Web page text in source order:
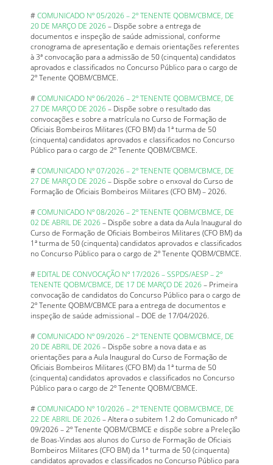
#COMUNICADO Nº 05/2026 – 2º TENENTE QOBM/CBMCE, DE
20 DE MARÇO DE 2026– Dispõe sobre a entrega de
documentos e inspeção de saúde admissional, conforme
cronograma de apresentação e demais orientações referentes
à 3ª convocação para a admissão de 50 (cinquenta) candidatos
aprovados e classificados no Concurso Público para o cargo de
2º Tenente QOBM/CBMCE.
#COMUNICADO Nº 06/2026 – 2º TENENTE QOBM/CBMCE, DE
27 DE MARÇO DE 2026– Dispõe sobre o resultado das
convocações e sobre a matrícula no Curso de Formação de
Oficiais Bombeiros Militares (CFO BM) da 1ª turma de 50
(cinquenta) candidatos aprovados e classificados no Concurso
Público para o cargo de 2º Tenente QOBM/CBMCE.
#COMUNICADO Nº 07/2026 – 2º TENENTE QOBM/CBMCE, DE
27 DE MARÇO DE 2026– Dispõe sobre o enxoval do Curso de
Formação de Oficiais Bombeiros Militares (CFO BM) – 2026.
#COMUNICADO Nº 08/2026 – 2º TENENTE QOBM/CBMCE, DE
02 DE ABRIL DE 2026– Dispõe sobre a data da Aula Inaugural do
Curso de Formação de Oficiais Bombeiros Militares (CFO BM) da
1ª turma de 50 (cinquenta) candidatos aprovados e classificados
no Concurso Público para o cargo de 2º Tenente QOBM/CBMCE.
# EDITAL DE CONVOCAÇÃO Nº 17/2026 – SSPDS/AESP – 2º
TENENTE QOBM/CBMCE, DE 17 DE MARÇO DE 2026– Primeira
convocação de candidatos do Concurso Público para o cargo de
2º Tenente QOBM/CBMCE para a entrega de documentos e
inspeção de saúde admissional – DOE de 17/04/2026.
#COMUNICADO Nº 09/2026 – 2º TENENTE QOBM/CBMCE, DE
20 DE ABRIL DE 2026– Dispõe sobre a nova data e as
orientações para a Aula Inaugural do Curso de Formação de
Oficiais Bombeiros Militares (CFO BM) da 1ª turma de 50
(cinquenta) candidatos aprovados e classificados no Concurso
Público para o cargo de 2º Tenente QOBM/CBMCE.
#COMUNICADO Nº 10/2026 – 2º TENENTE QOBM/CBMCE, DE
22 DE ABRIL DE 2026– Altera o subitem 1.2 do Comunicado nº
09/2026 – 2º Tenente QOBM/CBMCE e dispõe sobre a Preleção
de Boas-Vindas aos alunos do Curso de Formação de Oficiais
Bombeiros Militares (CFO BM) da 1ª turma de 50 (cinquenta)
candidatos aprovados e classificados no Concurso Público para